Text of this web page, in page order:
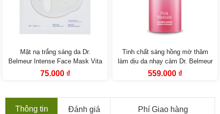
Mặt nạ trắng sáng da Dr.
Belmeur Intense Face Mask Vita
Serine 30ml
Giá
75.000 ₫Giá
75.000 ₫.
Tinh chất sáng hồng mờ thâm
làm dịu da nhạy cảm Dr. Belmeur
Pink Blemish Calming Serum
Giá
559.000 ₫Giá
559.000 ₫.
Thông tin Đánh giá Phí Giao hàng